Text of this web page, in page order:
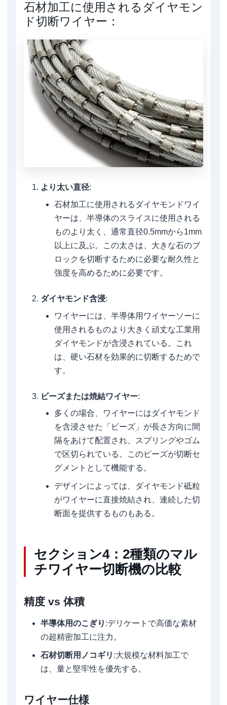
石材加工に使用されるダイヤモン
ド切断ワイヤー：
より太い直径:
石材加工に使用されるダイヤモンドワイ
ヤーは、半導体のスライスに使用される
ものより太く、通常直径0.5mmから1mm
以上に及ぶ。この太さは、大きな石のブ
ロックを切断するために必要な耐久性と
強度を高めるために必要です。
ダイヤモンド含浸:
ワイヤーには、半導体用ワイヤーソーに
使用されるものより大きく頑丈な工業用
ダイヤモンドが含浸されている。これ
は、硬い石材を効果的に切断するためで
す。
ビーズまたは焼結ワイヤー:
多くの場合、ワイヤーにはダイヤモンド
を含浸させた「ビーズ」が長さ方向に間
隔をあけて配置され、スプリングやゴム
で区切られている。このビーズが切断セ
グメントとして機能する。
デザインによっては、ダイヤモンド砥粒
がワイヤーに直接焼結され、連続した切
断面を提供するものもある。
セクション4：2種類のマル
チワイヤー切断機の比較
精度 vs 体積
半導体用のこぎり :デリケートで高価な素材
の超精密加工に注力。
石材切断用ノコギリ :大規模な材料加工で
は、量と堅牢性を優先する。
ワイヤー仕様